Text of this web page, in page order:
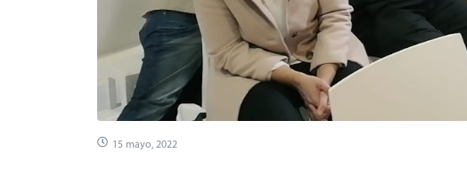
15 mayo, 2022